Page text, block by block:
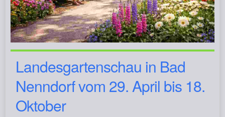
Landesgartenschau in Bad
Nenndorf vom 29. April bis 18.
Oktober